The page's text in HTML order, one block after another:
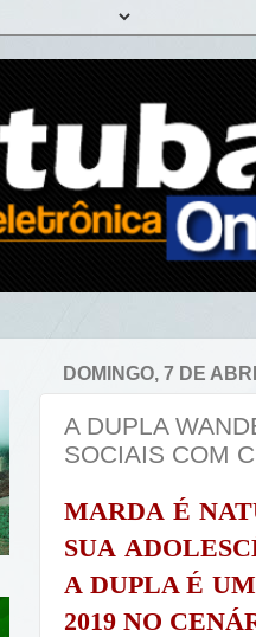
DOMINGO, 7 DE
A DUPLA
SOCIAIS COM
MARDA É
SUA
A DUPLA É
2019 NO